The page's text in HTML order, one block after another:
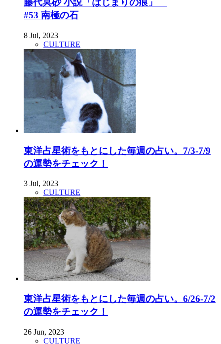
藤代冥砂 小説「はじまりの痕」
#53 南極の石
8 Jul, 2023
CULTURE
東洋占星術をもとにした毎週の占い。7/3-7/9
の運勢をチェック！
3 Jul, 2023
CULTURE
東洋占星術をもとにした毎週の占い。6/26-7/2
の運勢をチェック！
26 Jun, 2023
CULTURE